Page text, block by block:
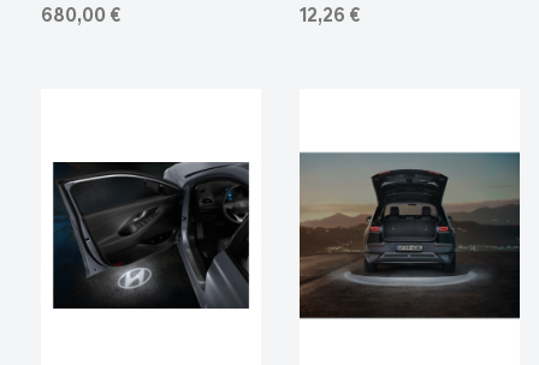
680,00 €
12,26 €